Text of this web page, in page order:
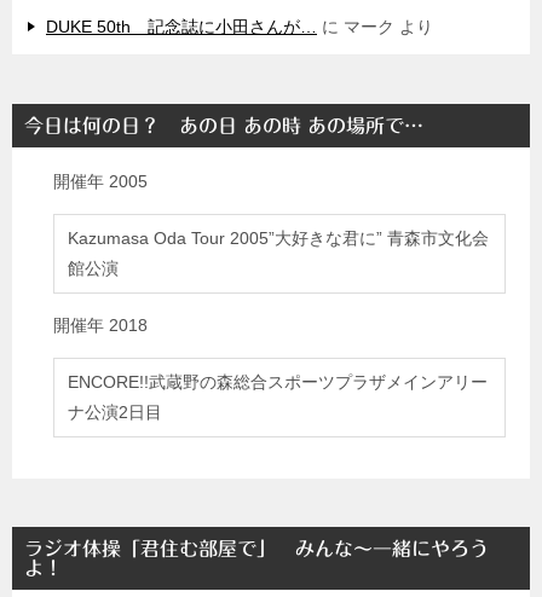
DUKE 50th 記念誌に小田さんが… に マーク より
今日は何の日？ あの日 あの時 あの場所で…
開催年 2005
Kazumasa Oda Tour 2005”大好きな君に” 青森市文化会
館公演
開催年 2018
ENCORE!!武蔵野の森総合スポーツプラザメインアリー
ナ公演2日目
ラジオ体操「君住む部屋で」 みんな～一緒にやろう
よ！